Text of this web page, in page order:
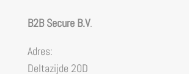
B2B Secure B.V.
Adres:
Deltazijde 20D